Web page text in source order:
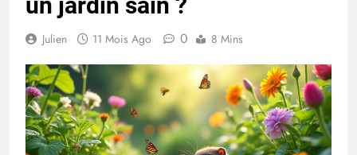
Julien 11 Mois Ago 0 8 Mins